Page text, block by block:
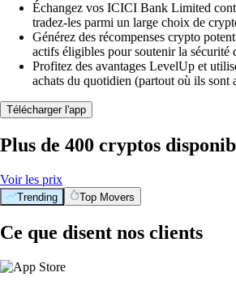
Échangez vos ICICI Bank Limited
tradez-les parmi un large choix de
Générez des récompenses crypto
actifs éligibles pour soutenir la sécurité
Profitez des avantages LevelUp et
achats du quotidien (partout où ils sont
Télécharger l'app
Plus de 400 cryptos
Voir les prix
Trending Top Movers
Ce que disent nos clients